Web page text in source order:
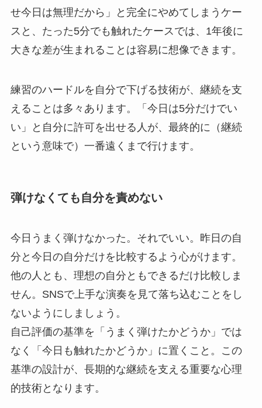
せ今日は無理だから」と完全にやめてしまうケー
スと、たった5分でも触れたケースでは、1年後に
大きな差が生まれることは容易に想像できます。
練習のハードルを自分で下げる技術が、継続を支
えることは多々あります。「今日は5分だけでい
い」と自分に許可を出せる人が、最終的に（継続
という意味で）一番遠くまで行けます。
弾けなくても自分を責めない
今日うまく弾けなかった。それでいい。昨日の自
分と今日の自分だけを比較するよう心がけます。
他の人とも、理想の自分ともできるだけ比較しま
せん。SNSで上手な演奏を見て落ち込むことをし
ないようにしましょう。
自己評価の基準を「うまく弾けたかどうか」では
なく「今日も触れたかどうか」に置くこと。この
基準の設計が、長期的な継続を支える重要な心理
的技術となります。